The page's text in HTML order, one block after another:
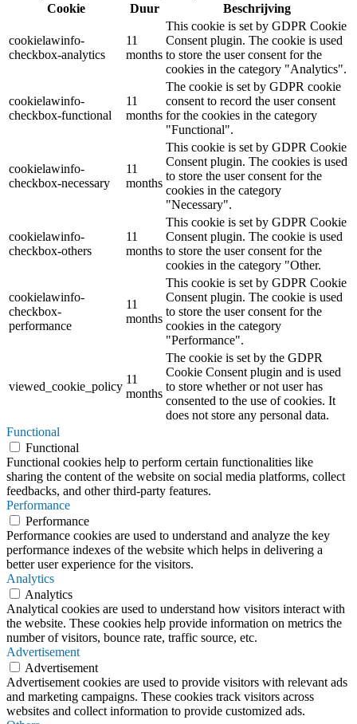
Cookie
Duur Beschrijving
cookielawinfo-
checkbox-analytics
11
months
This cookie is set by GDPR Cookie
Consent plugin. The cookie is used
to store the user consent for the
cookies in the category "Analytics".
cookielawinfo-
checkbox-functional
11
months
The cookie is set by GDPR cookie
consent to record the user consent
for the cookies in the category
"Functional".
cookielawinfo-
checkbox-necessary
11
months
This cookie is set by GDPR Cookie
Consent plugin. The cookies is used
to store the user consent for the
cookies in the category
"Necessary".
cookielawinfo-
checkbox-others
11
months
This cookie is set by GDPR Cookie
Consent plugin. The cookie is used
to store the user consent for the
cookies in the category "Other.
cookielawinfo-
checkbox-
performance
11
months
This cookie is set by GDPR Cookie
Consent plugin. The cookie is used
to store the user consent for the
cookies in the category
"Performance".
viewed_cookie_policy
11
months
The cookie is set by the GDPR
Cookie Consent plugin and is used
to store whether or not user has
consented to the use of cookies. It
does not store any personal data.
Functional
Functional
Functional cookies help to perform certain functionalities like
sharing the content of the website on social media platforms, collect
feedbacks, and other third-party features.
Performance
Performance
Performance cookies are used to understand and analyze the key
performance indexes of the website which helps in delivering a
better user experience for the visitors.
Analytics
Analytics
Analytical cookies are used to understand how visitors interact with
the website. These cookies help provide information on metrics the
number of visitors, bounce rate, traffic source, etc.
Advertisement
Advertisement
Advertisement cookies are used to provide visitors with relevant ads
and marketing campaigns. These cookies track visitors across
websites and collect information to provide customized ads.